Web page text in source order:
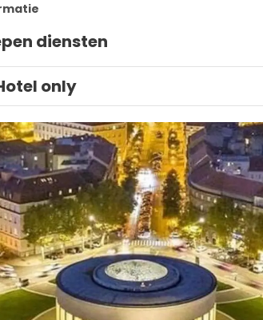
diensten
only